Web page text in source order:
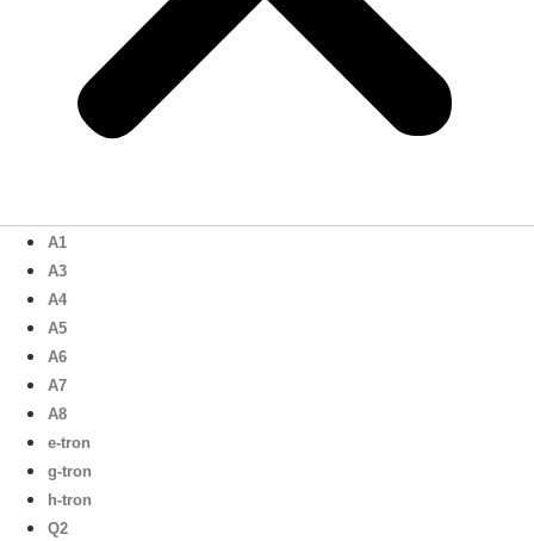
A1
A3
A4
A5
A6
A7
A8
e-tron
g-tron
h-tron
Q2